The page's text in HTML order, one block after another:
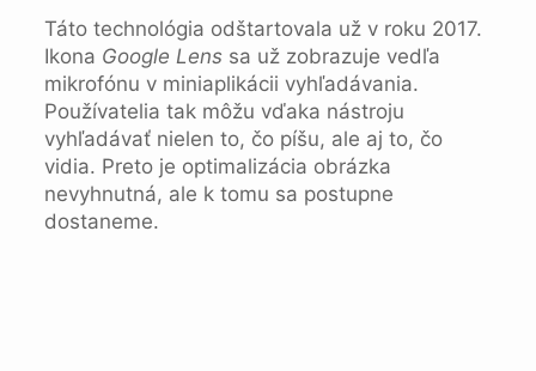
Táto technológia odštartovala už v roku 2017.
Ikona Google Lenssa už zobrazuje vedľa
mikrofónu v miniaplikácii vyhľadávania.
Používatelia tak môžu vďaka nástroju
vyhľadávať nielen to, čo píšu, ale aj to, čo
vidia. Preto je optimalizácia obrázka
nevyhnutná, ale k tomu sa postupne
dostaneme.